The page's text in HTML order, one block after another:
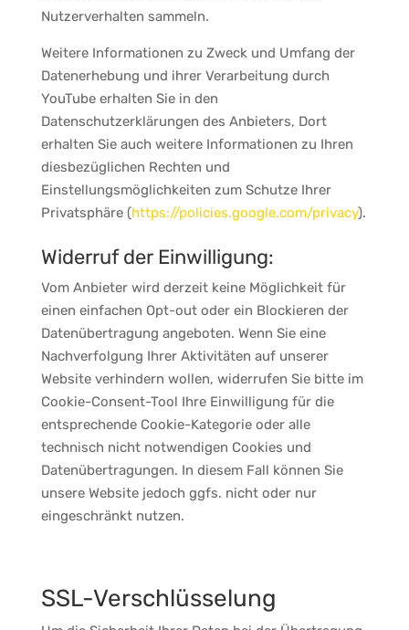
Nutzerverhalten sammeln.
Weitere Informationen zu Zweck und Umfang der
Datenerhebung und ihrer Verarbeitung durch
YouTube erhalten Sie in den
Datenschutzerklärungen des Anbieters, Dort
erhalten Sie auch weitere Informationen zu Ihren
diesbezüglichen Rechten und
Einstellungsmöglichkeiten zum Schutze Ihrer
Privatsphäre (https://policies.google.com/privacy).
Widerruf der Einwilligung:
Vom Anbieter wird derzeit keine Möglichkeit für
einen einfachen Opt-out oder ein Blockieren der
Datenübertragung angeboten. Wenn Sie eine
Nachverfolgung Ihrer Aktivitäten auf unserer
Website verhindern wollen, widerrufen Sie bitte im
Cookie-Consent-Tool Ihre Einwilligung für die
entsprechende Cookie-Kategorie oder alle
technisch nicht notwendigen Cookies und
Datenübertragungen. In diesem Fall können Sie
unsere Website jedoch ggfs. nicht oder nur
eingeschränkt nutzen.
SSL-Verschlüsselung